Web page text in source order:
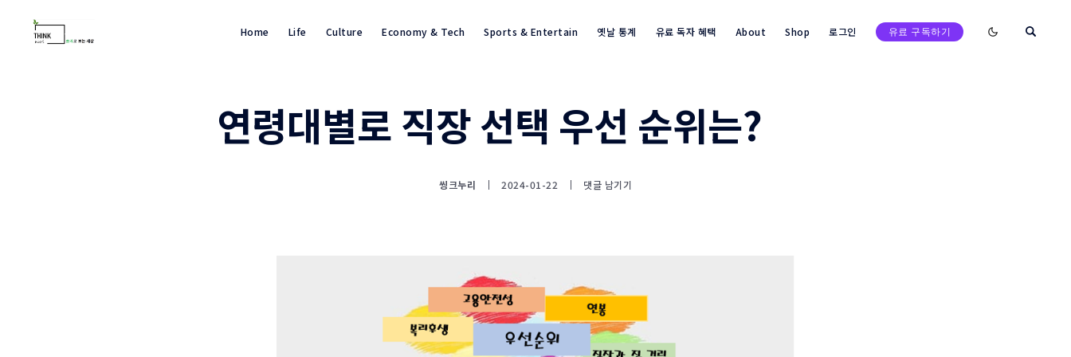
Home Life Culture Economy & Tech Sports & Entertain 옛날 통계 유료 독자 혜택 About Shop 로그인 유료 구독하기 Enable dark mode
통계뉴스(www.statnews.net) 검색
연령대별로 직장 선택 우선 순위는?
씽크누리 2024-01-22 댓글 남기기